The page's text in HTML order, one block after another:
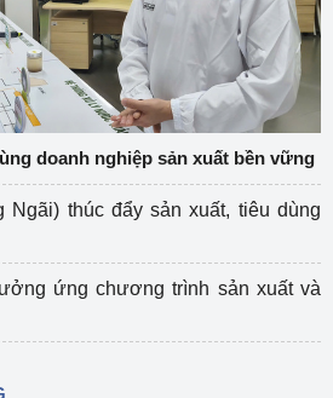
doanh nghiệp sản xuất bền vững
Ngãi) thúc đẩy sản xuất, tiêu dùng
ứng chương trình sản xuất và